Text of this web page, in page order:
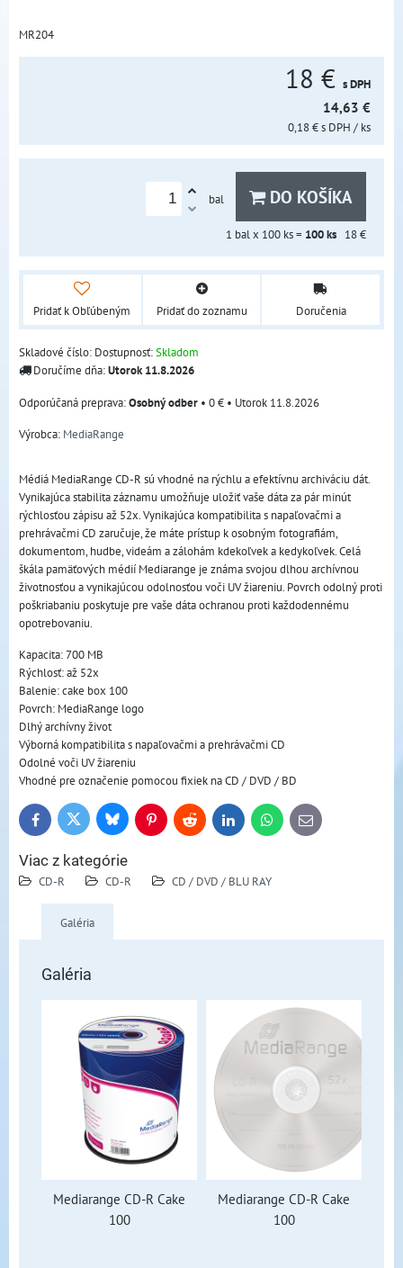
MR204
18 € s DPH
14,63 €
0,18 €s DPH / ks
bal DO KOŠÍKA
1 bal x 100 ks = 100ks 18 €
Pridať k Obľúbeným Pridať do zoznamu Doručenia
Skladové číslo: Dostupnosť:Skladom
Doručíme dňa:Utorok11.8.2026
Osobný odber • 0 € • Utorok 11.8.2026
Výrobca: MediaRange
Médiá MediaRange CD-R sú vhodné na rýchlu a efektívnu archiváciu dát.
Vynikajúca stabilita záznamu umožňuje uložiť vaše dáta za pár minút
rýchlosťou zápisu až 52x. Vynikajúca kompatibilita s napaľovačmi a
prehrávačmi CD zaručuje, že máte prístup k osobným fotografiám,
dokumentom, hudbe, videám a zálohám kdekoľvek a kedykoľvek. Celá
škála pamäťových médií Mediarange je známa svojou dlhou archívnou
životnosťou a vynikajúcou odolnosťou voči UV žiareniu. Povrch odolný proti
poškriabaniu poskytuje pre vaše dáta ochranou proti každodennému
opotrebovaniu.
Kapacita: 700 MB
Rýchlosť: až 52x
Balenie: cake box 100
Povrch: MediaRange logo
Dlhý archívny život
Výborná kompatibilita s napaľovačmi a prehrávačmi CD
Odolné voči UV žiareniu
Vhodné pre označenie pomocou fixiek na CD / DVD / BD
FacebookTwitter BlueskyPinterestReddit LinkedInWhatsApp
E-
mail
Viac z kategórie
CD-R CD-R CD / DVD / BLU RAY
Galéria
Galéria
Mediarange CD-R Cake
100
Mediarange CD-R Cake
100